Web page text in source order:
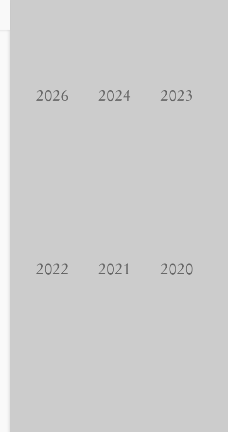
2026 2024 2023
2022 2021 2020